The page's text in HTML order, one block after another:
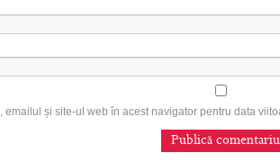
emailul și site-ul web în acest navigator pentru data